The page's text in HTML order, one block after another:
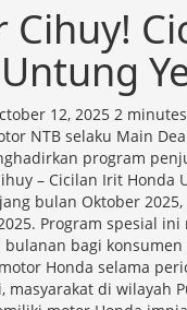
Cihuy!
12, 2025 2
NTB selaku Main
program
– Cicilan Irit Honda
bulan Oktober
Program spesial
bagi konsumen
Honda selama
di wilayah